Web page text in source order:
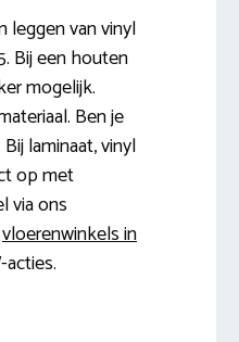
leggen van vinyl
Bij een houten
mogelijk.
Ben je
laminaat, vinyl
op met
via ons
vloerenwinkels in